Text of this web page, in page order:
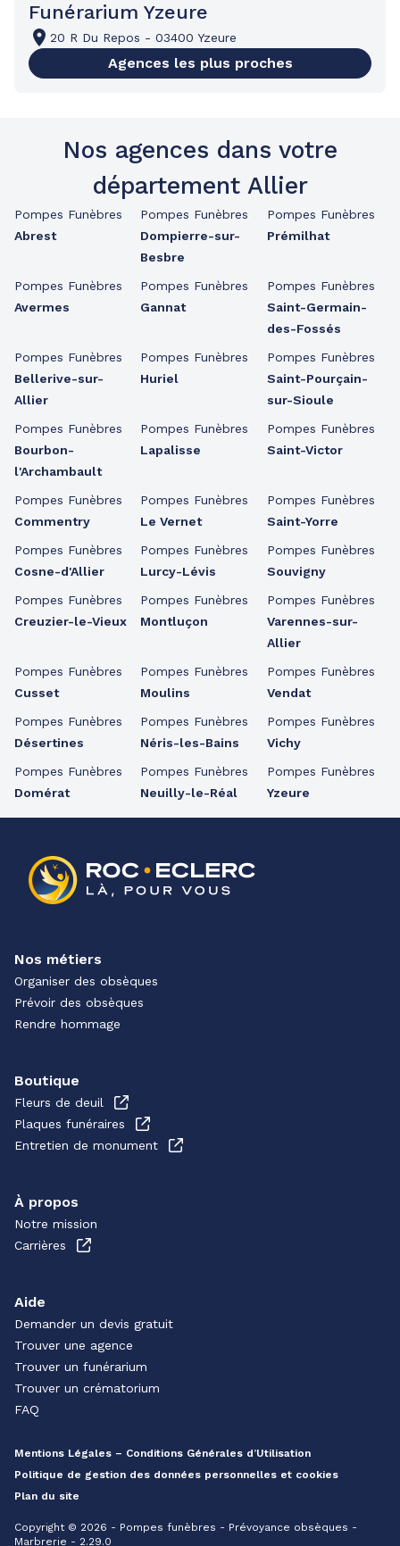
Funérarium Yzeure
20 R Du Repos - 03400 Yzeure
Agences les plus proches
Nos agences dans votre
département Allier
Pompes Funèbres
Abrest
Pompes Funèbres
Avermes
Pompes Funèbres
Bellerive-sur-
Allier
Pompes Funèbres
Bourbon-
l'Archambault
Pompes Funèbres
Commentry
Pompes Funèbres
Cosne-d'Allier
Pompes Funèbres
Creuzier-le-Vieux
Pompes Funèbres
Cusset
Pompes Funèbres
Désertines
Pompes Funèbres
Domérat
Pompes Funèbres
Dompierre-sur-
Besbre
Pompes Funèbres
Gannat
Pompes Funèbres
Huriel
Pompes Funèbres
Lapalisse
Pompes Funèbres
Le Vernet
Pompes Funèbres
Lurcy-Lévis
Pompes Funèbres
Montluçon
Pompes Funèbres
Moulins
Pompes Funèbres
Néris-les-Bains
Pompes Funèbres
Neuilly-le-Réal
Pompes Funèbres
Prémilhat
Pompes Funèbres
Saint-Germain-
des-Fossés
Pompes Funèbres
Saint-Pourçain-
sur-Sioule
Pompes Funèbres
Saint-Victor
Pompes Funèbres
Saint-Yorre
Pompes Funèbres
Souvigny
Pompes Funèbres
Varennes-sur-
Allier
Pompes Funèbres
Vendat
Pompes Funèbres
Vichy
Pompes Funèbres
Yzeure
Nos métiers
Organiser des obsèques
Prévoir des obsèques
Rendre hommage
Boutique
Fleurs de deuil
Plaques funéraires
Entretien de monument
À propos
Notre mission
Carrières
Aide
Demander un devis gratuit
Trouver une agence
Trouver un funérarium
Trouver un crématorium
FAQ
Mentions Légales – Conditions Générales d’Utilisation
Politique de gestion des données personnelles et cookies
Plan du site
Copyright © 2026 - Pompes funèbres - Prévoyance obsèques -
Marbrerie - 2.29.0